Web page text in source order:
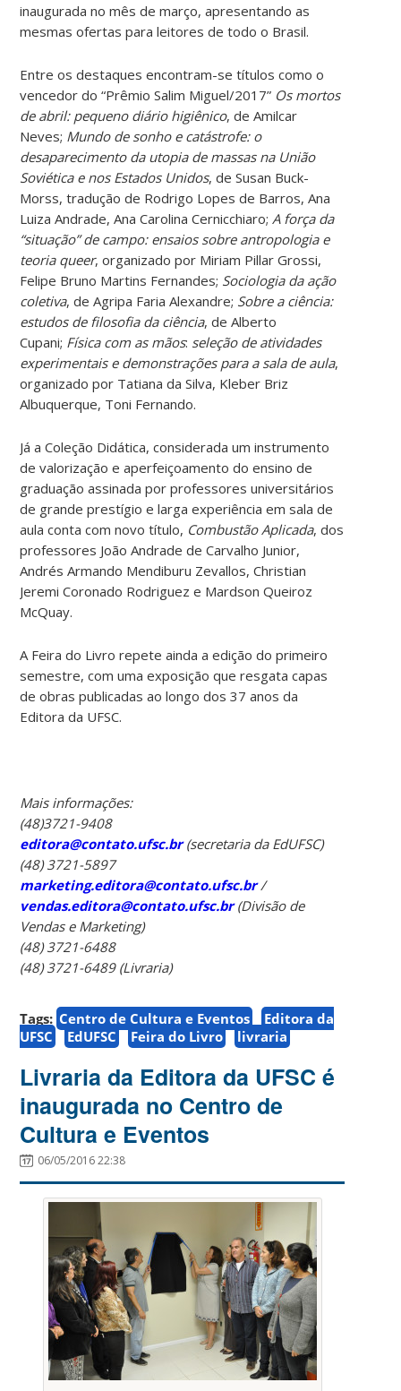
inaugurada no mês de março, apresentando as
mesmas ofertas para leitores de todo o Brasil.
Entre os destaques encontram-se títulos como o
vencedor do “Prêmio Salim Miguel/2017” Os mortos
de abril: pequeno diário higiênico, de Amilcar
Neves; Mundo de sonho e catástrofe: o
desaparecimento da utopia de massas na União
Soviética e nos Estados Unidos, de Susan Buck-
Morss, tradução de Rodrigo Lopes de Barros, Ana
Luiza Andrade, Ana Carolina Cernicchiaro; A força da
“situação” de campo: ensaios sobre antropologia e
teoria queer, organizado por Miriam Pillar Grossi,
Felipe Bruno Martins Fernandes; Sociologia da ação
coletiva, de Agripa Faria Alexandre; Sobre a ciência:
estudos de filosofia da ciência, de Alberto
Cupani; Física com as mãos: seleção de atividades
experimentais e demonstrações para a sala de aula,
organizado por Tatiana da Silva, Kleber Briz
Albuquerque, Toni Fernando.
Já a Coleção Didática, considerada um instrumento
de valorização e aperfeiçoamento do ensino de
graduação assinada por professores universitários
de grande prestígio e larga experiência em sala de
aula conta com novo título, Combustão Aplicada, dos
professores João Andrade de Carvalho Junior,
Andrés Armando Mendiburu Zevallos, Christian
Jeremi Coronado Rodriguez e Mardson Queiroz
McQuay.
A Feira do Livro repete ainda a edição do primeiro
semestre, com uma exposição que resgata capas
de obras publicadas ao longo dos 37 anos da
Editora da UFSC.
Mais informações:
(48)3721-9408
editora@contato.ufsc.br(secretaria da EdUFSC)
(48) 3721-5897
marketing.editora@contato.ufsc.br/
vendas.editora@contato.ufsc.br(Divisão de
Vendas e Marketing)
(48) 3721-6488
(48) 3721-6489 (Livraria)
Tags: Centro de Cultura e Eventos
Editora da
UFSC
EdUFSC Feira do Livro livraria
Livraria da Editora da UFSC é
inaugurada no Centro de
Cultura e Eventos
06/05/2016 22:38